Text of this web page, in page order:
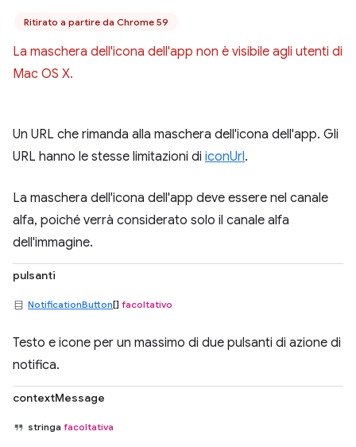
Ritirato a partire da Chrome 59
La maschera dell'icona dell'app non è visibile agli utenti di
Mac OS X.
Un URL che rimanda alla maschera dell'icona dell'app. Gli
URL hanno le stesse limitazioni di iconUrl.
La maschera dell'icona dell'app deve essere nel canale
alfa, poiché verrà considerato solo il canale alfa
dell'immagine.
pulsanti
NotificationButton[] facoltativo
Testo e icone per un massimo di due pulsanti di azione di
notifica.
contextMessage
stringa facoltativa